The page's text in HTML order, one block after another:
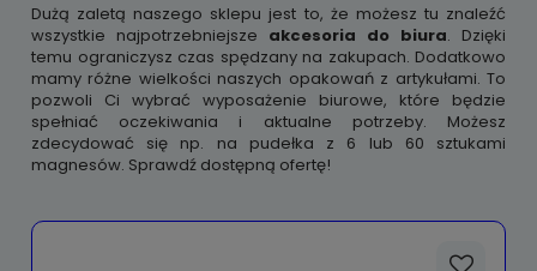
Dużą zaletą naszego sklepu jest to, że możesz tu znaleźć
wszystkie najpotrzebniejsze akcesoria do biura. Dzięki
temu ograniczysz czas spędzany na zakupach. Dodatkowo
mamy różne wielkości naszych opakowań z artykułami. To
pozwoli Ci wybrać wyposażenie biurowe, które będzie
spełniać oczekiwania i aktualne potrzeby. Możesz
zdecydować się np. na pudełka z 6 lub 60 sztukami
magnesów. Sprawdź dostępną ofertę!